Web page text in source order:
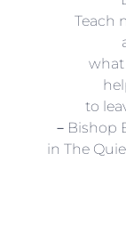
Teach
what
to
－Bishop
in The